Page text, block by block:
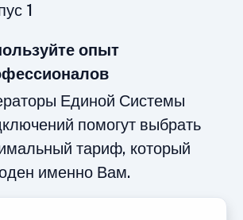
1
опыт
Единой Системы
помогут выбрать
тариф, который
именно Вам.